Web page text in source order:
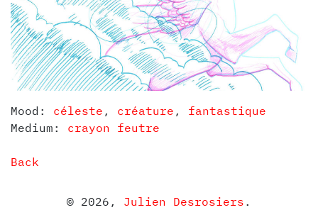
Mood: céleste , créature , fantastique
Medium: crayon feutre
Back
© 2026, Julien Desrosiers .